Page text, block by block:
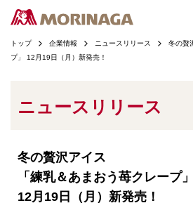
トップ 企業情報 ニュースリリース
冬の贅
プ」 12月19日（月）新発売！
ニュースリリース
冬の贅沢アイス
「練乳＆あまおう苺クレープ」
12月19日（月）新発売！